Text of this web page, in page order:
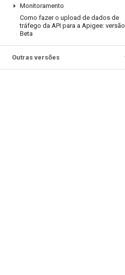
Monitoramento
Como fazer o upload de dados de
tráfego da API para a Apigee: versão
Beta
Outras versões